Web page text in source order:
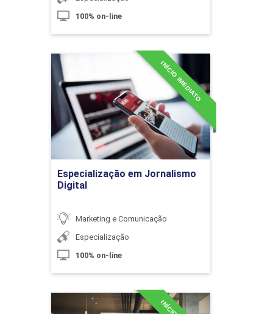
Novas Mídias e Plataformas
10h
Tendências no Segmento Business-
to-Business (B2B)
10h
100% on-line
Especialização em Jornalismo
Digital
INÍCIO IMEDIATO
Marketing e Comunicação
Especialização
100% on-line
Especialização em
Jornalismo Digital
Detalhes do curso
Ir para Inscrição
Especialização em